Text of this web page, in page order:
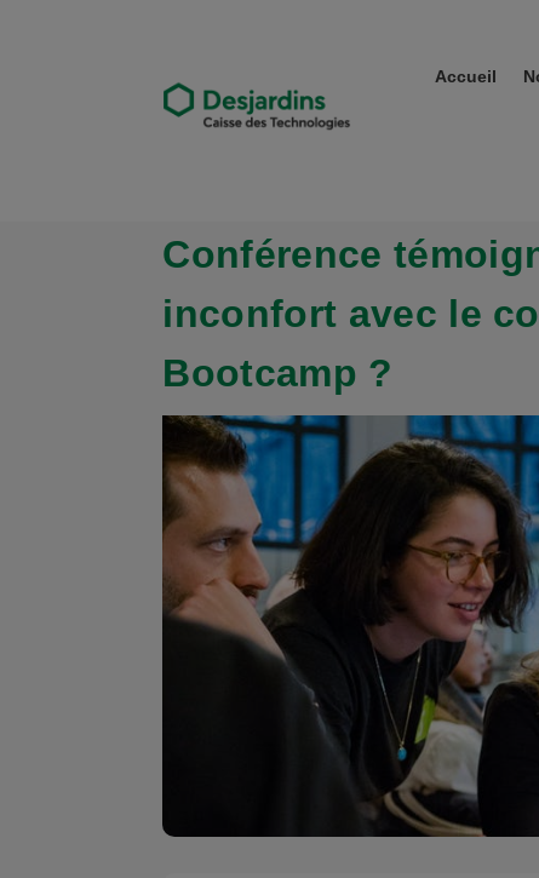
Accueil
Conférence
inconfort avec le
Bootcamp ?